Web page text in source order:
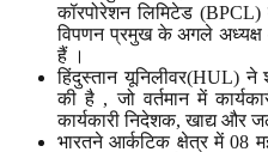
कॉरपोरेशन लिमिटेड
विपणन प्रमुख के अगले
हैं ।
हिंदुस्तान यूनिलीवर(HUL) ने
की है , जो वर्तमान में
कार्यकारी निदेशक, खाद्य और
भारतने आर्कटिक क्षेत्र में